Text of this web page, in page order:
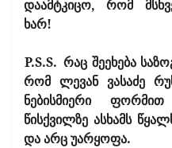
დაამტკიცო, რომ
ხარ!
P.S.S. რაც შეეხება
რომ ლევან ვასაძე
ნებისმიერი
წისქვილზე ასხამს
და არც უარყოფა.